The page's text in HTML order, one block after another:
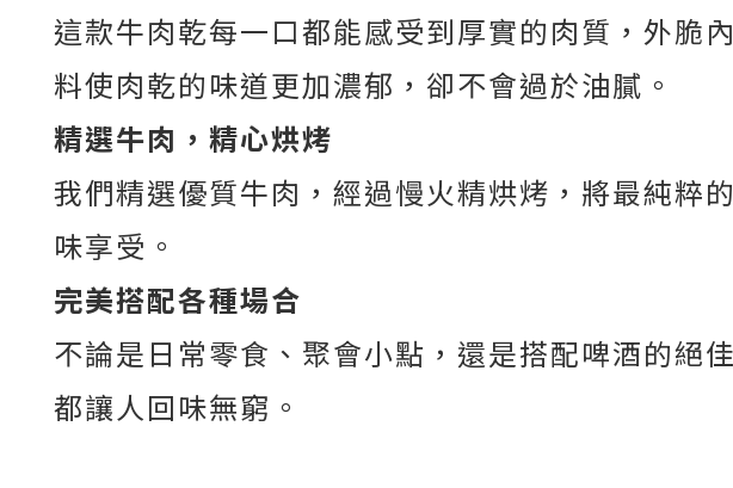
這款牛肉乾每一口都能感受到厚實的肉質，外脆
料使肉乾的味道更加濃郁，卻不會過於油膩。
精選牛肉，精心烘烤
我們精選優質牛肉，經過慢火精烘烤，將最純粹
味享受。
完美搭配各種場合
不論是日常零食、聚會小點，還是搭配啤酒的絕
都讓人回味無窮。